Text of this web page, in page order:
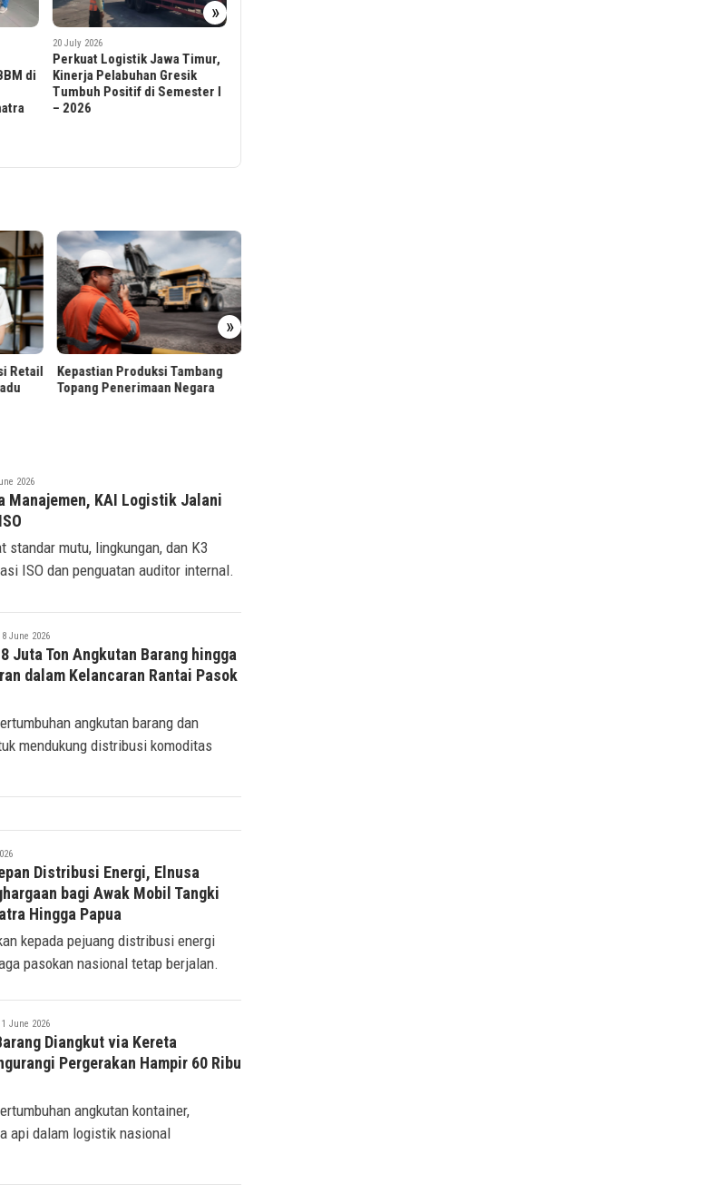
»
I
8 July 2026
Tumbuh 17 Persen, Kinerja
Angkutan Retail KAI Logistik
Sepanjang Semester I 2026
Semakin Positif
»
Lengkap Tanda Tangan Digital
untuk Bisnis
2026
Manajemen, KAI Logistik Jalani
standar mutu, lingkungan, dan K3
ISO dan penguatan auditor internal.
June 2026
Juta Ton Angkutan Barang hingga
dalam Kelancaran Rantai Pasok
angkutan barang dan
mendukung distribusi komoditas
Distribusi Energi, Elnusa
bagi Awak Mobil Tangki
Hingga Papua
kepada pejuang distribusi energi
pasokan nasional tetap berjalan.
June 2026
Diangkut via Kereta
Pergerakan Hampir 60 Ribu
angkutan kontainer,
api dalam logistik nasional